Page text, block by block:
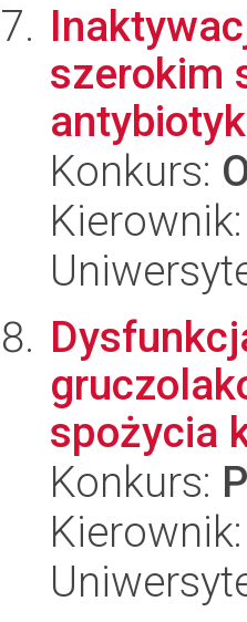
szerokim
Konkurs:
spożycia
Konkurs: